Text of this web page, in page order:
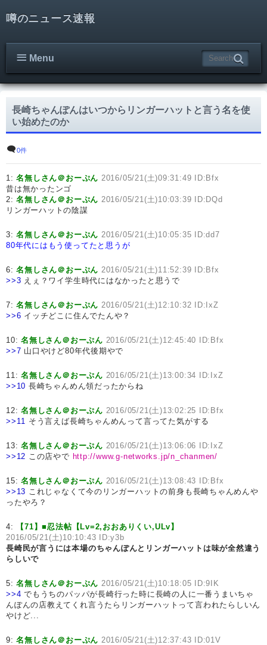
噂のニュース速報
Menu
長崎ちゃんぽんはいつからリンガーハットと言う名を使
い始めたのか
0件
1:名無しさん＠おーぷん 2016/05/21(土)09:31:49 ID:Bfx
昔は無かったンゴ
2:名無しさん＠おーぷん 2016/05/21(土)10:03:39 ID:DQd
リンガーハットの陰謀
3:名無しさん＠おーぷん 2016/05/21(土)10:05:35 ID:dd7
80年代にはもう使ってたと思うが
6:名無しさん＠おーぷん 2016/05/21(土)11:52:39 ID:Bfx
>>3 えぇ？ワイ学生時代にはなかったと思うで
7:名無しさん＠おーぷん 2016/05/21(土)12:10:32 ID:IxZ
>>6 イッチどこに住んでたんや？
10:名無しさん＠おーぷん 2016/05/21(土)12:45:40 ID:Bfx
>>7 山口やけど80年代後期やで
11:名無しさん＠おーぷん 2016/05/21(土)13:00:34 ID:IxZ
>>10 長崎ちゃんめん領だったからね
12:名無しさん＠おーぷん 2016/05/21(土)13:02:25 ID:Bfx
>>11 そう言えば長崎ちゃんめんって言ってた気がする
13:名無しさん＠おーぷん 2016/05/21(土)13:06:06 ID:IxZ
>>12 この店やで http://www.g-networks.jp/n_chanmen/
15:名無しさん＠おーぷん 2016/05/21(土)13:08:43 ID:Bfx
>>13 これじゃなくて今のリンガーハットの前身も長崎ちゃんめんや
ったやろ？
4:
【71】■忍法帖【Lv=2,おおありくい,ULv】
2016/05/21(土)10:10:43 ID:y3b
長崎民が言うには本場のちゃんぽんとリンガーハットは味が全然違う
らしいで
5:名無しさん＠おーぷん 2016/05/21(土)10:18:05 ID:9IK
>>4 でもうちのパッパが長崎行った時に長崎の人に一番うまいちゃ
んぽんの店教えてくれ言うたらリンガーハットって言われたらしいん
やけど...
9:名無しさん＠おーぷん 2016/05/21(土)12:37:43 ID:01V